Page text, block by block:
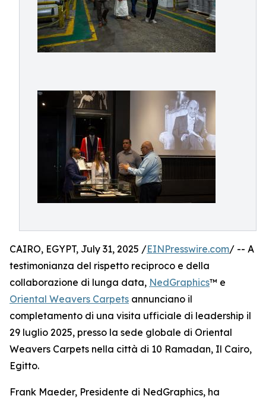
CAIRO, EGYPT, July 31, 2025 /EINPresswire.com/ -- A
testimonianza del rispetto reciproco e della
collaborazione di lunga data, NedGraphics™ e
Oriental Weavers Carpets annunciano il
completamento di una visita ufficiale di leadership il
29 luglio 2025, presso la sede globale di Oriental
Weavers Carpets nella città di 10 Ramadan, Il Cairo,
Egitto.
Frank Maeder, Presidente di NedGraphics, ha